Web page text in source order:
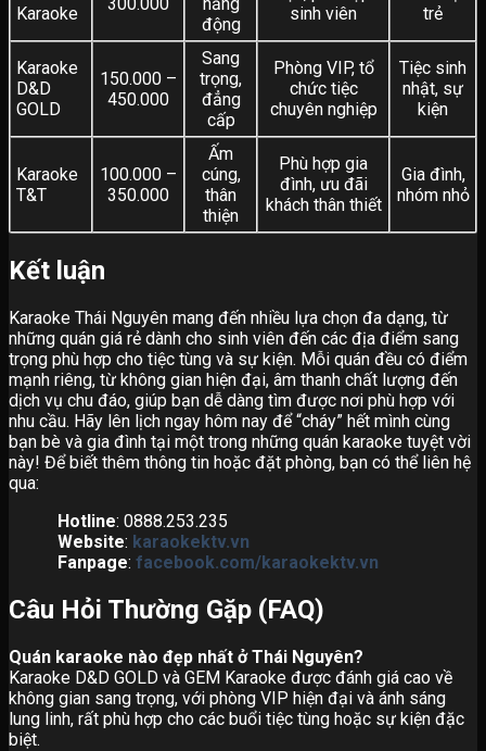
Karaoke
động
sinh viên
trẻ
Karaoke
D&D
GOLD
150.000 –
450.000
Sang
trọng,
đẳng
cấp
Phòng VIP, tổ
chức tiệc
chuyên nghiệp
Tiệc sinh
nhật, sự
kiện
Karaoke
T&T
100.000 –
350.000
Ấm
cúng,
thân
thiện
Phù hợp gia
đình, ưu đãi
khách thân thiết
Gia đình,
nhóm nhỏ
Kết luận
Karaoke Thái Nguyên mang đến nhiều lựa chọn đa dạng, từ
những quán giá rẻ dành cho sinh viên đến các địa điểm sang
trọng phù hợp cho tiệc tùng và sự kiện. Mỗi quán đều có điểm
mạnh riêng, từ không gian hiện đại, âm thanh chất lượng đến
dịch vụ chu đáo, giúp bạn dễ dàng tìm được nơi phù hợp với
nhu cầu. Hãy lên lịch ngay hôm nay để “cháy” hết mình cùng
bạn bè và gia đình tại một trong những quán karaoke tuyệt vời
này! Để biết thêm thông tin hoặc đặt phòng, bạn có thể liên hệ
qua:
Hotline: 0888.253.235
Website: karaokektv.vn
Fanpage: facebook.com/karaokektv.vn
Câu Hỏi Thường Gặp (FAQ)
Quán karaoke nào đẹp nhất ở Thái Nguyên?
Karaoke D&D GOLD và GEM Karaoke được đánh giá cao về
không gian sang trọng, với phòng VIP hiện đại và ánh sáng
lung linh, rất phù hợp cho các buổi tiệc tùng hoặc sự kiện đặc
biệt.